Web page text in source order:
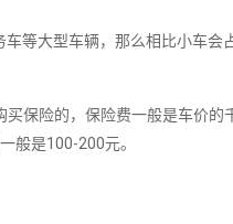
等大型车辆，那么相比小车会
保险的，保险费一般是车价的
般是100-200元。